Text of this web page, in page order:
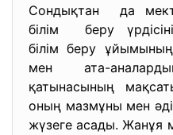
Сондықтан да
білім беру
білім беру
мен ата-
қатынасының
оның мазмұны мен
жүзеге асады. Жанұя